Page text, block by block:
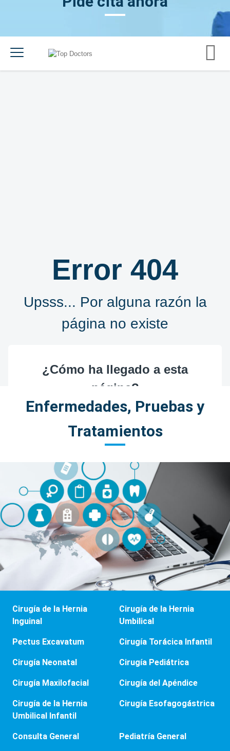
Enfermedades, Pruebas y
Tratamientos
Cirugía de la Hernia
Inguinal
Cirugía de la Hernia
Umbilical
Pectus Excavatum Cirugía Torácica Infantil
Cirugía Neonatal Cirugía Pediátrica
Cirugía Maxilofacial Cirugía del Apéndice
Cirugía de la Hernia
Umbilical Infantil
Cirugía Esofagogástrica
Consulta General Pediatría General